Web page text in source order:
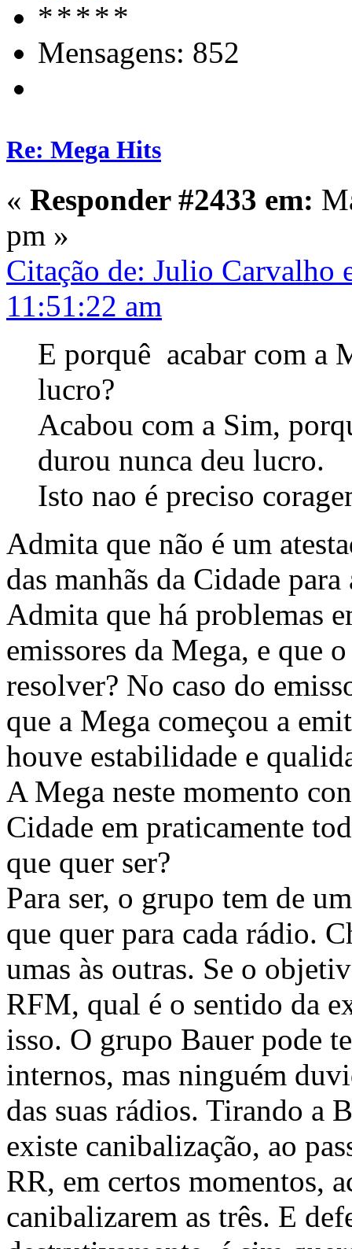
Mensagens: 852
Re: Mega Hits
« Responder #2433 em:
pm »
Citação de: Julio Carvalho
11:51:22 am
E porquê acabar com a
lucro?
Acabou com a Sim,
durou nunca deu lucro.
Isto nao é preciso
Admita que não é um
das manhãs da Cidade
Admita que há problemas
emissores da Mega, e que
resolver? No caso do
que a Mega começou a
houve estabilidade e
A Mega neste momento
Cidade em praticamente
que quer ser?
Para ser, o grupo tem de
que quer para cada rádio.
umas às outras. Se o
RFM, qual é o sentido da
isso. O grupo Bauer pode
internos, mas ninguém
das suas rádios. Tirando a
existe canibalização, ao
RR, em certos momentos,
canibalizarem as três. E